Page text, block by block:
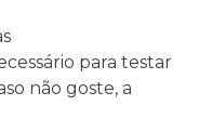
para testar
não goste, a